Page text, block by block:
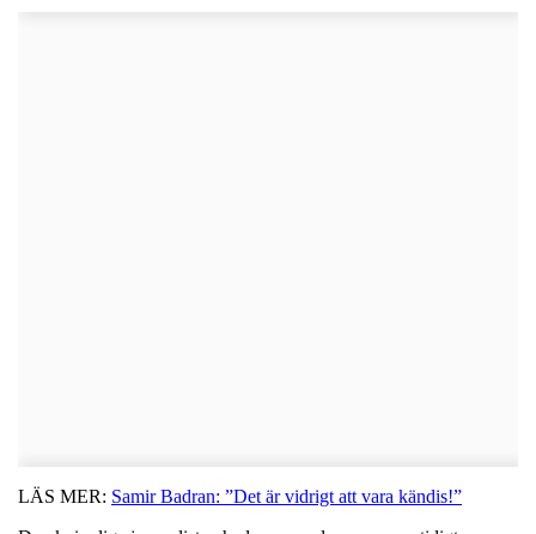
LÄS MER: Samir Badran: ”Det är vidrigt att vara kändis!”